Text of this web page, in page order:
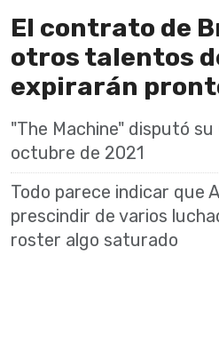
El contrato de
otros talentos
expirarán
"The Machine" disputó
octubre de 2021
Todo parece indicar que
prescindir de varios
roster algo saturado